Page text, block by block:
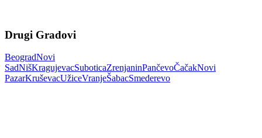
Drugi Gradovi
BeogradNovi
SadNišKragujevacSuboticaZrenjaninPančevoČačakNovi
PazarKruševacUžiceVranjeŠabacSmederevo